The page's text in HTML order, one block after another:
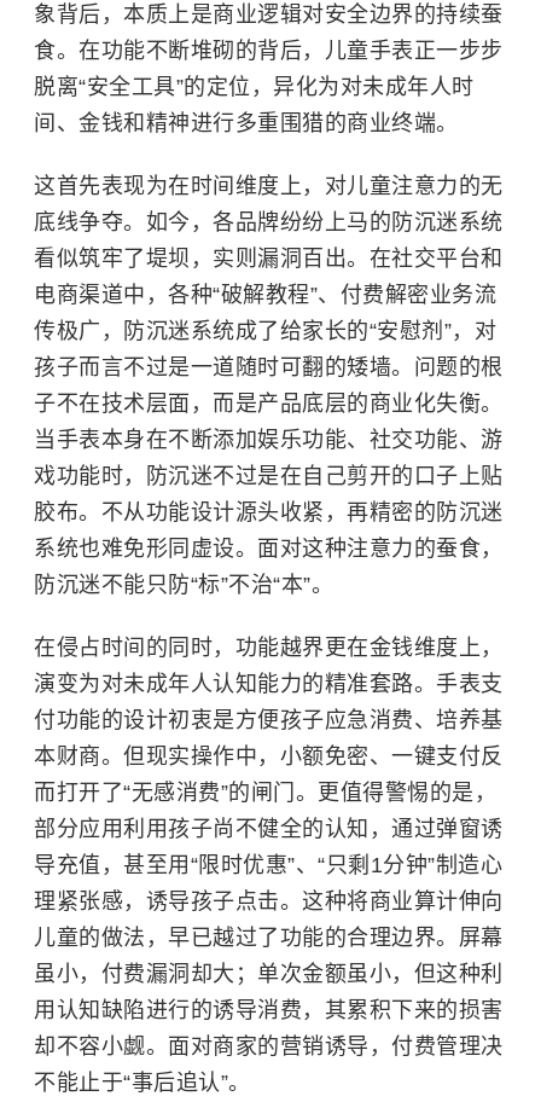
象背后，本质上是商业逻辑对安全边界的持续蚕
食。在功能不断堆砌的背后，儿童手表正一步步
脱离“安全工具”的定位，异化为对未成年人时
间、金钱和精神进行多重围猎的商业终端。
这首先表现为在时间维度上，对儿童注意力的无
底线争夺。如今，各品牌纷纷上马的防沉迷系统
看似筑牢了堤坝，实则漏洞百出。在社交平台和
电商渠道中，各种“破解教程”、付费解密业务流
传极广，防沉迷系统成了给家长的“安慰剂”，对
孩子而言不过是一道随时可翻的矮墙。问题的根
子不在技术层面，而是产品底层的商业化失衡。
当手表本身在不断添加娱乐功能、社交功能、游
戏功能时，防沉迷不过是在自己剪开的口子上贴
胶布。不从功能设计源头收紧，再精密的防沉迷
系统也难免形同虚设。面对这种注意力的蚕食，
防沉迷不能只防“标”不治“本”。
在侵占时间的同时，功能越界更在金钱维度上，
演变为对未成年人认知能力的精准套路。手表支
付功能的设计初衷是方便孩子应急消费、培养基
本财商。但现实操作中，小额免密、一键支付反
而打开了“无感消费”的闸门。更值得警惕的是，
部分应用利用孩子尚不健全的认知，通过弹窗诱
导充值，甚至用“限时优惠”、“只剩1分钟”制造心
理紧张感，诱导孩子点击。这种将商业算计伸向
儿童的做法，早已越过了功能的合理边界。屏幕
虽小，付费漏洞却大；单次金额虽小，但这种利
用认知缺陷进行的诱导消费，其累积下来的损害
却不容小觑。面对商家的营销诱导，付费管理决
不能止于“事后追认”。